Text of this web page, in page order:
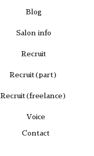
Blog
Salon info
Recruit
Recruit(part)
Recruit(freelance)
Voice
Contact